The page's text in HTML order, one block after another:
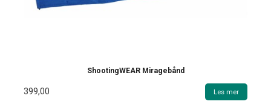
ShootingWEAR Miragebånd
399,00 Les mer